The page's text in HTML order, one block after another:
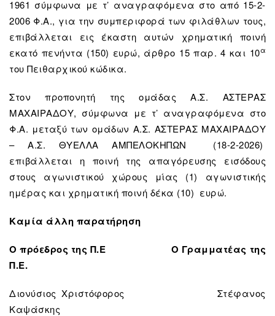
1961 σύμφωνα με τ’ αναγραφόμενα στο από 15-2-
2006 Φ.Α., για την συμπεριφορά των φιλάθλων τους,
επιβάλλεται εις έκαστη αυτών χρηματική ποινή
εκατό πενήντα (150) ευρώ, άρθρο 15 παρ. 4 και 10α
του Πειθαρχικού κώδικα.
Στον προπονητή της ομάδας Α.Σ. ΑΣΤΕΡΑΣ
ΜΑΧΑΙΡΑΔΟΥ, σύμφωνα με τ’ αναγραφόμενα στο
Φ.Α. μεταξύ των ομάδων Α.Σ. ΑΣΤΕΡΑΣ ΜΑΧΑΙΡΑΔΟΥ
– Α.Σ. ΘΥΕΛΛΑ ΑΜΠΕΛΟΚΗΠΩΝ (18-2-2026)
επιβάλλεται η ποινή της απαγόρευσης εισόδους
στους αγωνιστικού χώρους μίας (1) αγωνιστικής
ημέρας και χρηματική ποινή δέκα (10) ευρώ.
Καμία άλλη παρατήρηση
Ο πρόεδρος της Π.Ε Ο Γραμματέας της
Π.Ε.
Διονύσιος Χριστόφορος Στέφανος
Καψάσκης